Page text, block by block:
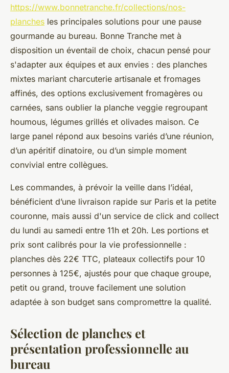
https://www.bonnetranche.fr/collections/nos-
planches les principales solutions pour une pause
gourmande au bureau. Bonne Tranche met à
disposition un éventail de choix, chacun pensé pour
s'adapter aux équipes et aux envies : des planches
mixtes mariant charcuterie artisanale et fromages
affinés, des options exclusivement fromagères ou
carnées, sans oublier la planche veggie regroupant
houmous, légumes grillés et olivades maison. Ce
large panel répond aux besoins variés d’une réunion,
d’un apéritif dinatoire, ou d’un simple moment
convivial entre collègues.
Les commandes, à prévoir la veille dans l’idéal,
bénéficient d’une livraison rapide sur Paris et la petite
couronne, mais aussi d'un service de click and collect
du lundi au samedi entre 11h et 20h. Les portions et
prix sont calibrés pour la vie professionnelle :
planches dès 22€ TTC, plateaux collectifs pour 10
personnes à 125€, ajustés pour que chaque groupe,
petit ou grand, trouve facilement une solution
adaptée à son budget sans compromettre la qualité.
Sélection de planches et
présentation professionnelle au
bureau